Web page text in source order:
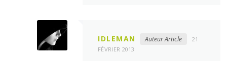
IDLEMAN Auteur Article
21
FÉVRIER 2013